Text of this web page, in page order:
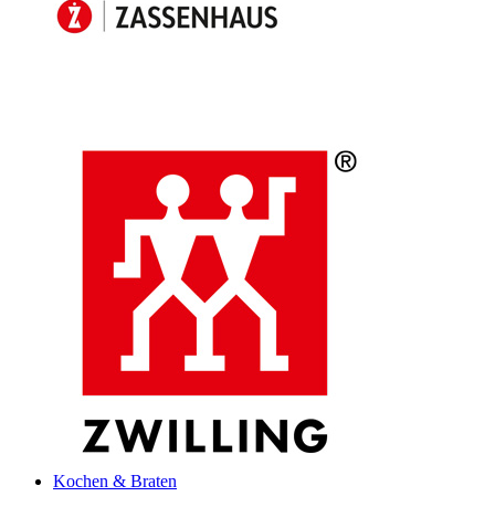
Kochen & Braten